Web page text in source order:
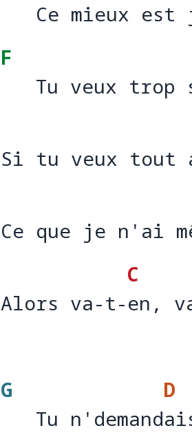
   Ce mi
eux est
Ce mieux est
F
Tu veux trop
Tu veux trop
Si tu veux tout
Si tu veux tout
Ce que je n'ai
Ce que je n'ai
Alors va-t-
C
en,
Alors va-t-en,
G
   Tu n'demand
D
Tu